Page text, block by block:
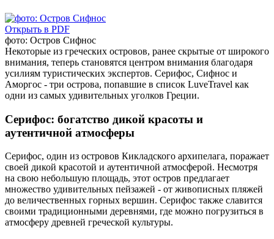
Открыть в PDF
фото: Остров Сифнос
Некоторые из греческих островов, ранее скрытые от широкого
внимания, теперь становятся центром внимания благодаря
усилиям туристических экспертов. Серифос, Сифнос и
Аморгос - три острова, попавшие в список LuveTravel как
одни из самых удивительных уголков Греции.
Серифос: богатство дикой красоты и
аутентичной атмосферы
Серифос, один из островов Кикладского архипелага, поражает
своей дикой красотой и аутентичной атмосферой. Несмотря
на свою небольшую площадь, этот остров предлагает
множество удивительных пейзажей - от живописных пляжей
до величественных горных вершин. Серифос также славится
своими традиционными деревнями, где можно погрузиться в
атмосферу древней греческой культуры.